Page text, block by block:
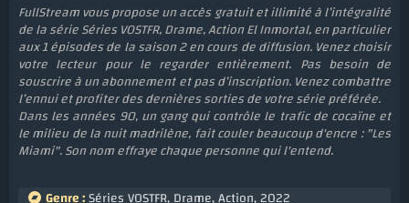
FullStream vous propose un accès gratuit et illimité à l’intégralité
de la série Séries VOSTFR, Drame, Action El Inmortal, en particulier
aux 1 épisodes de la saison 2 en cours de diffusion. Venez choisir
votre lecteur pour le regarder entièrement. Pas besoin de
souscrire à un abonnement et pas d’inscription. Venez combattre
l’ennui et profiter des dernières sorties de votre série préférée.
Dans les années 90, un gang qui contrôle le trafic de cocaïne et
le milieu de la nuit madrilène, fait couler beaucoup d'encre : "Les
Miami". Son nom effraye chaque personne qui l'entend.